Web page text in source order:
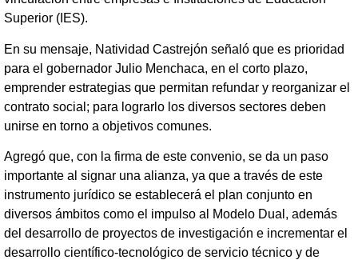
Superior (IES).
En su mensaje, Natividad Castrejón señaló que es prioridad
para el gobernador Julio Menchaca, en el corto plazo,
emprender estrategias que permitan refundar y reorganizar el
contrato social; para lograrlo los diversos sectores deben
unirse en torno a objetivos comunes.
Agregó que, con la firma de este convenio, se da un paso
importante al signar una alianza, ya que a través de este
instrumento jurídico se establecerá el plan conjunto en
diversos ámbitos como el impulso al Modelo Dual, además
del desarrollo de proyectos de investigación e incrementar el
desarrollo científico-tecnológico de servicio técnico y de